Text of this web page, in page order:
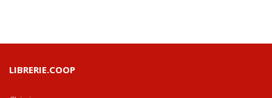
LIBRERIE.COOP